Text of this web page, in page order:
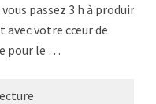
passez 3 h à produire
avec votre cœur de
pour le …